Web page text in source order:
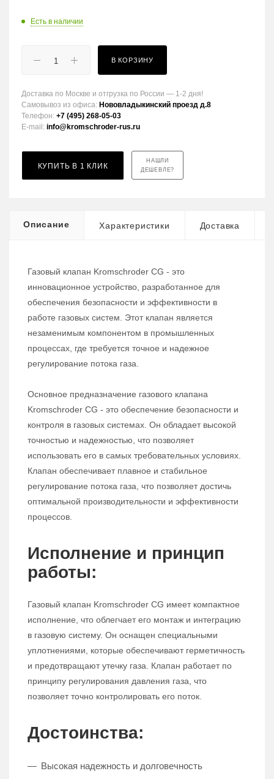
Есть в наличии
В КОРЗИНУ
Доставка по Москве и отгрузка по России — 1-2 дня!
Самовывоз из офиса: Нововладыкинский проезд д.8
Телефон: +7 (495) 268-05-03
E-mail: info@kromschroder-rus.ru
КУПИТЬ В 1 КЛИК
НАШЛИ
ДЕШЕВЛЕ?
Описание Характеристики Доставка
Газовый клапан Kromschroder CG - это
инновационное устройство, разработанное для
обеспечения безопасности и эффективности в
работе газовых систем. Этот клапан является
незаменимым компонентом в промышленных
процессах, где требуется точное и надежное
регулирование потока газа.
Основное предназначение газового клапана
Kromschroder CG - это обеспечение безопасности и
контроля в газовых системах. Он обладает высокой
точностью и надежностью, что позволяет
использовать его в самых требовательных условиях.
Клапан обеспечивает плавное и стабильное
регулирование потока газа, что позволяет достичь
оптимальной производительности и эффективности
процессов.
Исполнение и принцип
работы:
Газовый клапан Kromschroder CG имеет компактное
исполнение, что облегчает его монтаж и интеграцию
в газовую систему. Он оснащен специальными
уплотнениями, которые обеспечивают герметичность
и предотвращают утечку газа. Клапан работает по
принципу регулирования давления газа, что
позволяет точно контролировать его поток.
Достоинства:
Высокая надежность и долговечность